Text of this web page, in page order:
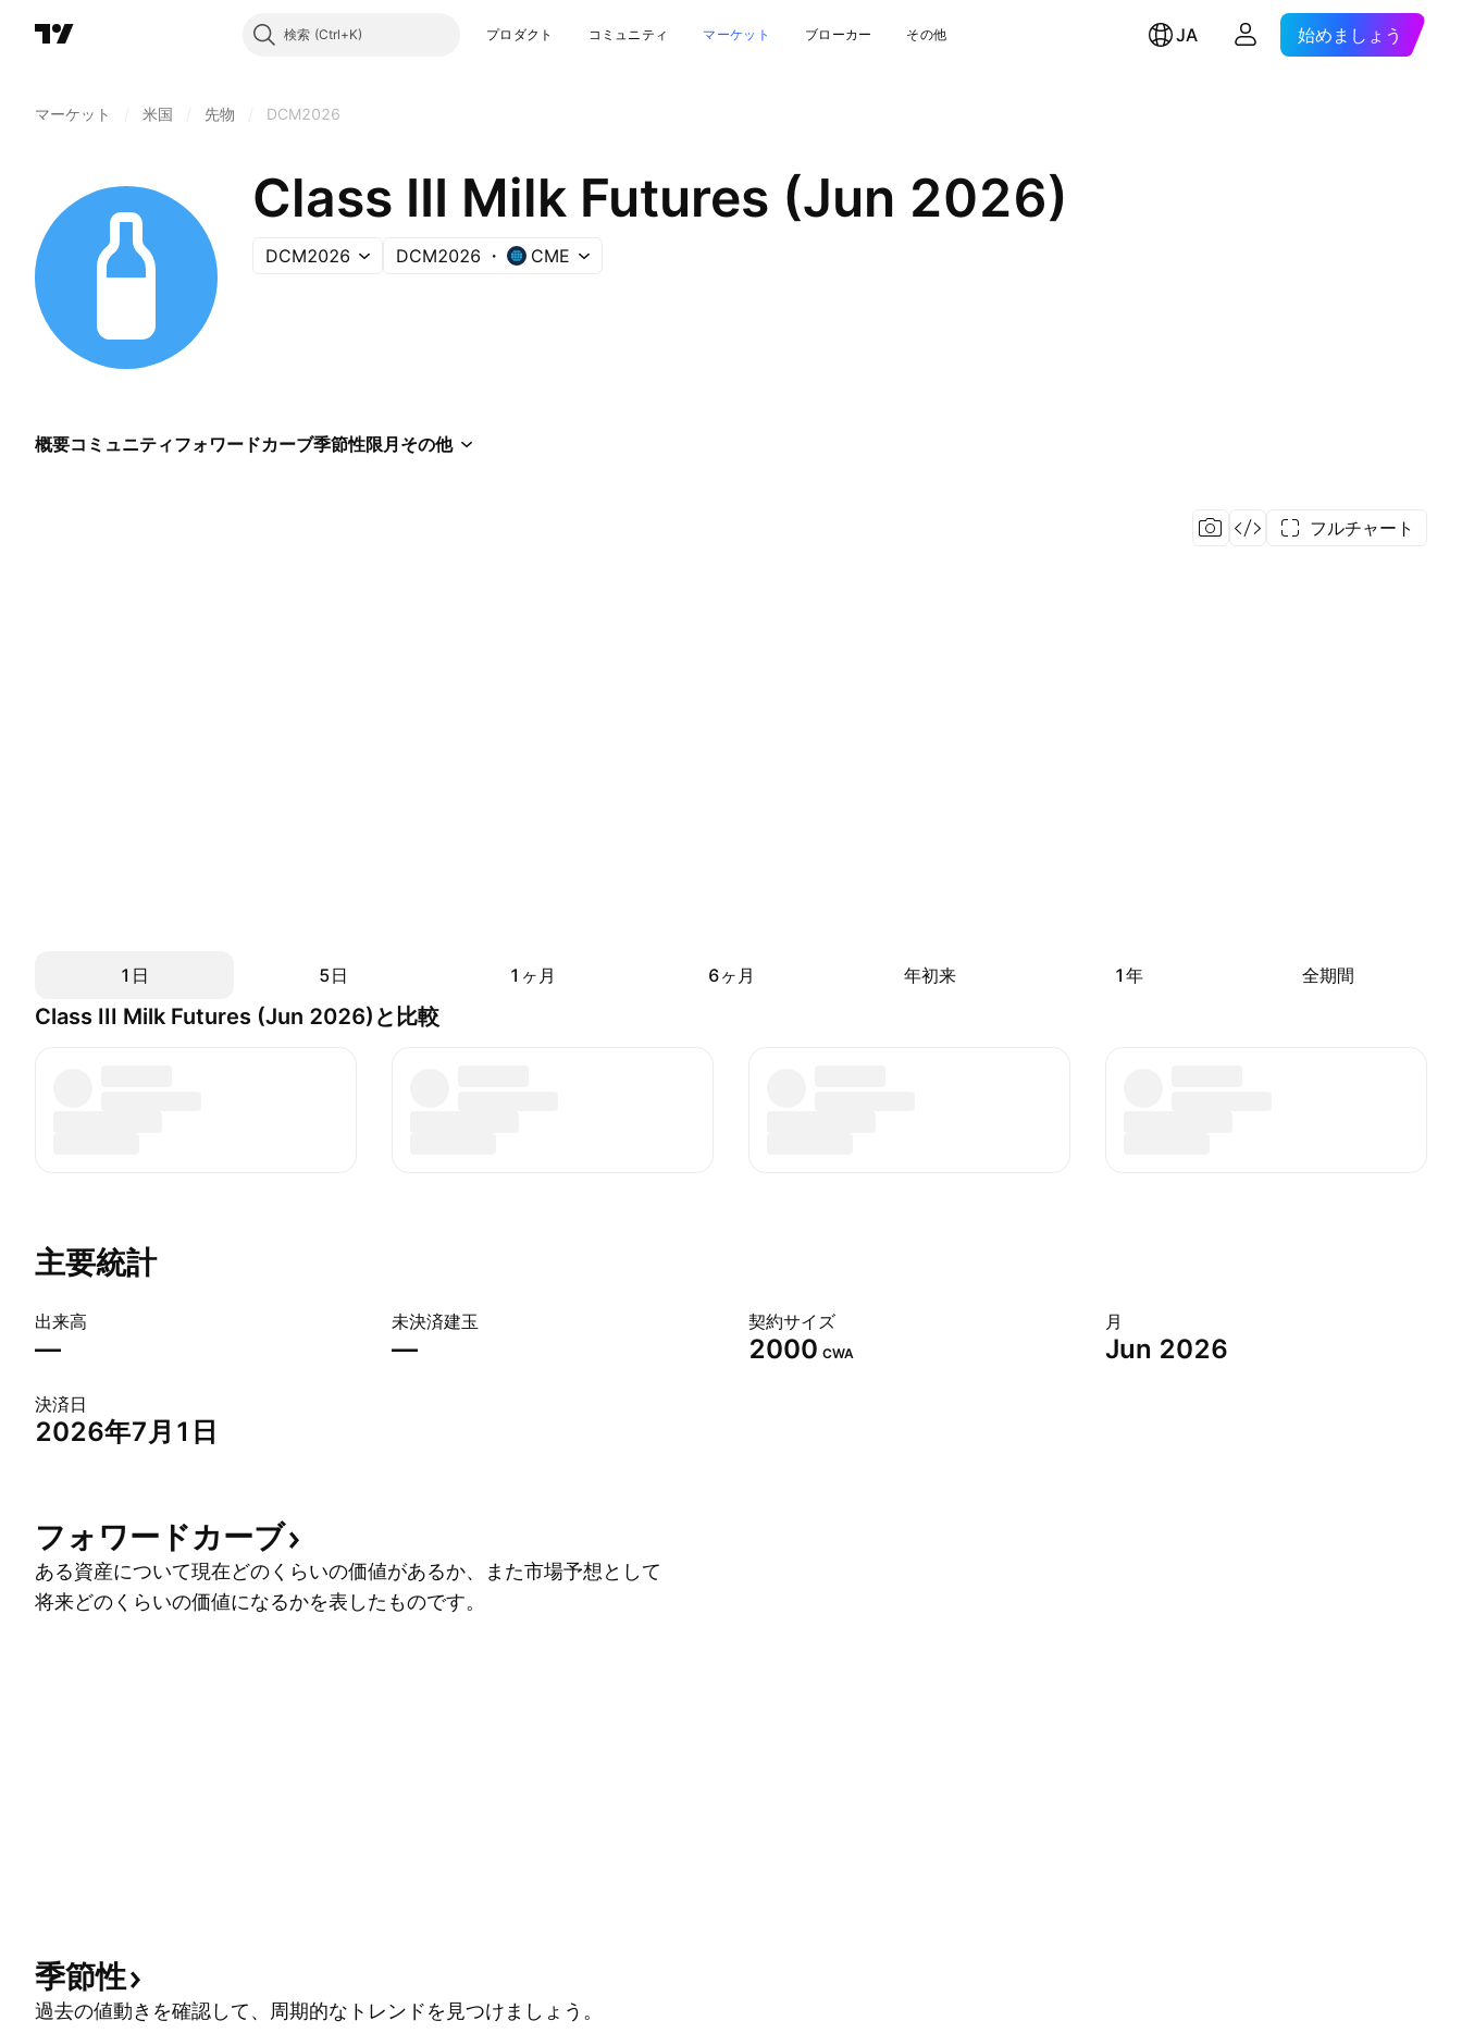
検索 プロダクト コミュニティ マーケット ブローカー その他 JA 始めましょう
マーケット 米国 先物 DCM2026
Class III Milk Futures (Jun 2026)
DCM2026 DCM2026 CME
概要コミュニティフォワードカーブ季節性限月 その他
フルチャート
1日 5日 1ヶ月 6ヶ月 年初来 1年 全期間
Class III Milk Futures (Jun 2026)と比較
主要統計
出来高
—
未決済建玉
—
契約サイズ
2000 CWA
月
Jun 2026
決済日
2026年7月1日
フォワードカーブ
ある資産について現在どのくらいの価値があるか、また市場予想として
将来どのくらいの価値になるかを表したものです。
季節性
過去の値動きを確認して、周期的なトレンドを見つけましょう。